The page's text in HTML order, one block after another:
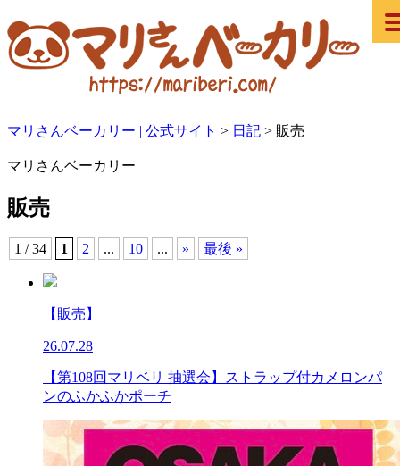
マリさんベーカリー | 公式サイト > 日記 > 販売
マリさんベーカリー
販売
1 / 34 1 2 ... 10 ... » 最後 »
【販売】
26.07.28
【第108回マリベリ 抽選会】ストラップ付カメロンパ
ンのふかふかポーチ